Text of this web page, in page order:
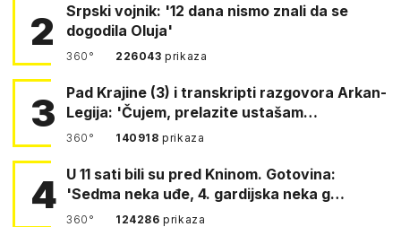
2
Srpski vojnik: '12 dana nismo znali da se
dogodila Oluja'
360° 226043prikaza
3
Pad Krajine (3) i transkripti razgovora Arkan-
Legija: 'Čujem, prelazite ustašam…
360° 140918prikaza
4 U 11 sati bili su pred Kninom. Gotovina:
'Sedma neka uđe, 4. gardijska neka g…
360° 124286prikaza